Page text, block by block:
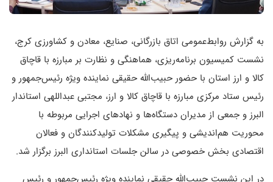
به گزارش روابط‌عمومی اتاق بازرگانی، صنایع، معادن و کشاورزی کرج،
نشست کمیسیون برنامه‌ریزی، هماهنگی و نظارت بر مبارزه با قاچاق
کالا و ارز استان با حضور حبیب‌الله حقیقی نماینده ویژه رئیس‌جمهور و
رئیس ستاد مرکزی مبارزه با قاچاق کالا و ارز، مجتبی عبداللهی استاندار
البرز و جمعی از مدیران دستگاه‌ها و نهادهای اجرایی مربوطه با
محوریت هم‌اندیشی و پیگیری مشکلات تولیدکنندگان و فعالان
اقتصادی بخش خصوصی در سالن جلسات استانداری البرز برگزار شد.
در این نشست حبیب‌الله حقیقی نماینده ویژه رئیس‌جمهور و رئیس